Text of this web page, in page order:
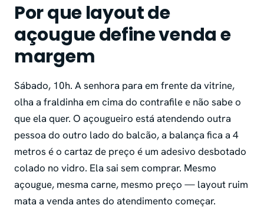
Por que layout de
açougue define venda e
margem
Sábado, 10h. A senhora para em frente da vitrine,
olha a fraldinha em cima do contrafile e não sabe o
que ela quer. O açougueiro está atendendo outra
pessoa do outro lado do balcão, a balança fica a 4
metros é o cartaz de preço é um adesivo desbotado
colado no vidro. Ela sai sem comprar. Mesmo
açougue, mesma carne, mesmo preço — layout ruim
mata a venda antes do atendimento começar.